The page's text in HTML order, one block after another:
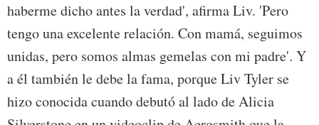
haberme dicho antes la verdad', afirma Liv. 'Pero
tengo una excelente relación. Con mamá, seguimos
unidas, pero somos almas gemelas con mi padre'. Y
a él también le debe la fama, porque Liv Tyler se
hizo conocida cuando debutó al lado de Alicia